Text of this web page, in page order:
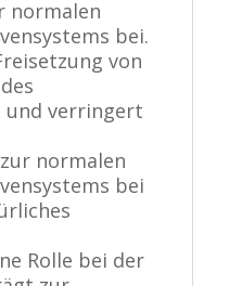
normalen
bei.
von
und verringert
normalen
bei
Rolle bei der